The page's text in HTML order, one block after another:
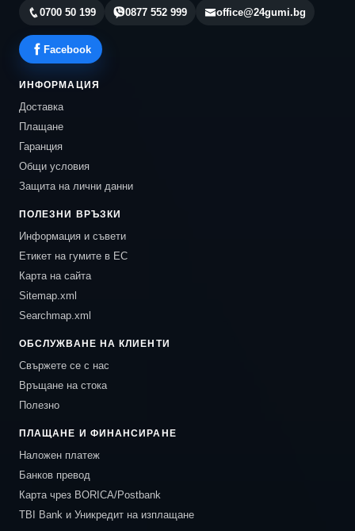
0700 50 199 0877 552 999 office@24gumi.bg
Facebook
ИНФОРМАЦИЯ
Доставка
Плащане
Гаранция
Общи условия
Защита на лични данни
ПОЛЕЗНИ ВРЪЗКИ
Информация и съвети
Етикет на гумите в ЕС
Карта на сайта
Sitemap.xml
Searchmap.xml
ОБСЛУЖВАНЕ НА КЛИЕНТИ
Свържете се с нас
Връщане на стока
Полезно
ПЛАЩАНЕ И ФИНАНСИРАНЕ
Наложен платеж
Банков превод
Карта чрез BORICA/Postbank
TBI Bank и Уникредит на изплащане